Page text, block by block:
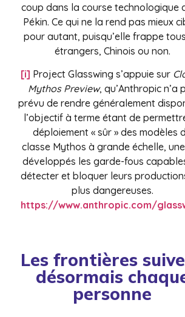
coup dans la course technologique
Pékin. Ce qui ne la rend pas mieux
pour autant, puisqu’elle frappe
étrangers, Chinois ou non.
[i] Project Glasswing s’appuie sur
Mythos Preview, qu’Anthropic n’a
prévu de rendre généralement
l’objectif à terme étant de
déploiement « sûr » des modèles
classe Mythos à grande échelle,
développés les garde-fous
détecter et bloquer leurs
plus dangereuses.
https://www.anthropic.com/
Les frontières
désormais
personne